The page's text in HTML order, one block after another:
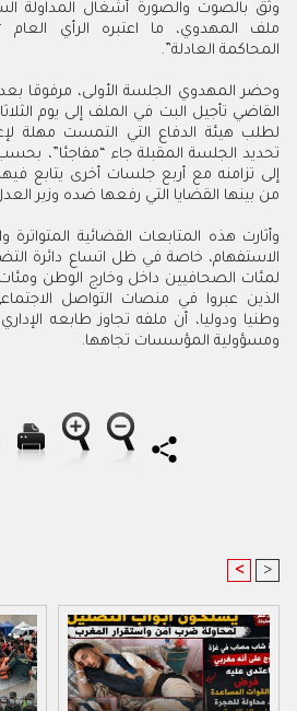
وثق بالصوت والصورة أشغال المداولة
ملف المهدوي، ما اعتبره الرأي العام
المحاكمة العادلة”.
وحضر المهدوي الجلسة الأولى، مرفوقا
لطلب هيئة الدفاع التي التمست مهلة
تحديد الجلسة المقبلة جاء “مفاجئا”،
إلى تزامنه مع أربع جلسات أخرى يتابع
من بينها القضايا التي رفعها ضده وزير
وأثارت هذه المتابعات القضائية المتواترة
الاستفهام، خاصة في ظل اتساع دائرة
لمئات الصحافيين داخل وخارج الوطن
الذين عبروا في منصات التواصل
وطنيا ودوليا، أن ملفه تجاوز طابعه
ومسؤولية المؤسسات تجاهها.
< >